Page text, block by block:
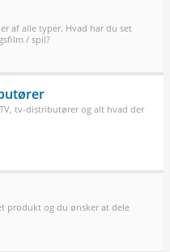
af alle typer. Hvad har du set
/ spil?
tv-distributører og alt hvad der
produkt og du ønsker at dele